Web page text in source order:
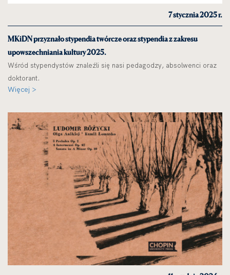
7 stycznia 2025 r.
MKiDN przyznało stypendia twórcze oraz stypendia z zakresu
upowszechniania kultury 2025.
Wśród stypendystów znaleźli się nasi pedagodzy, absolwenci oraz
doktorant.
Więcej >